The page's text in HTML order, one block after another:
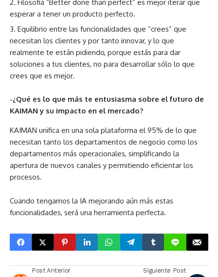
Filosofía “Better done than perfect” es mejor iterar que
esperar a tener un producto perfecto.
Equilibrio entre las funcionalidades que “crees” que
necesitan los clientes y por tanto innovar, y lo que
realmente te están pidiendo, porque estás para dar
soluciones a tus clientes, no para desarrollar sólo lo que
crees que es mejor.
-¿Qué es lo que más te entusiasma sobre el futuro de
KAIMAN y su impacto en el mercado?
KAIMAN unifica en una sola plataforma el 95% de lo que
necesitan tanto los departamentos de negocio como los
departamentos más operacionales, simplificando la
apertura de nuevos canales y permitiendo eficientar los
procesos.
Cuando tengamos la IA mejorando aún más estas
funcionalidades, será una herramienta perfecta.
Post Anterior Siguiente Post